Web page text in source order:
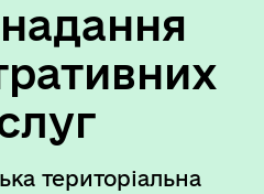
територіальна